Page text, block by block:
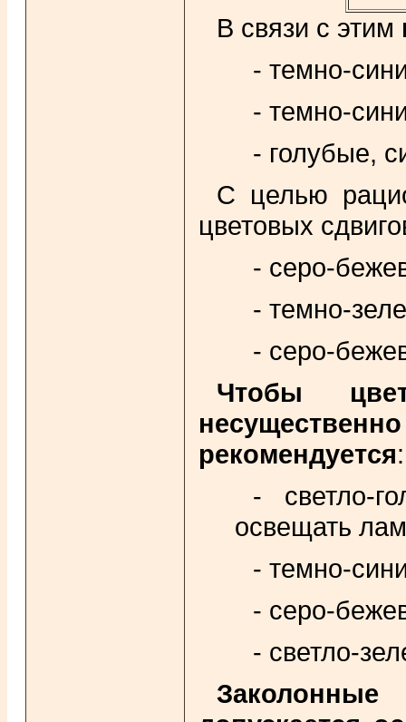
В связи с этим
- темно-
- темно-
- голубые,
С целью
цветовых
- серо-
- темно-
- серо-
Чтобы
рекомендуется:
- светло-
освещать
- темно-
- серо-
- светло-